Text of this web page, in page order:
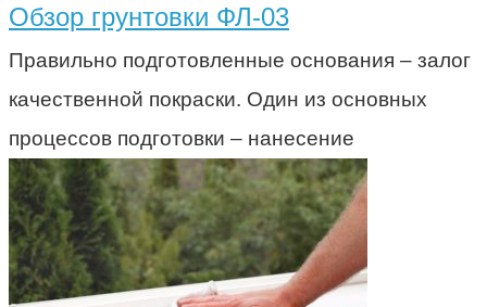
Обзор грунтовки ФЛ-03
Правильно подготовленные основания – залог
качественной покраски. Один из основных
процессов подготовки – нанесение